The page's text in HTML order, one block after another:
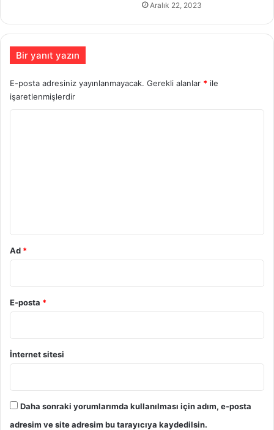
Aralık 22, 2023
Bir yanıt yazın
E-posta adresiniz yayınlanmayacak. Gerekli alanlar * ile
işaretlenmişlerdir
Ad *
E-posta *
İnternet sitesi
Daha sonraki yorumlarımda kullanılması için adım, e-posta
adresim ve site adresim bu tarayıcıya kaydedilsin.